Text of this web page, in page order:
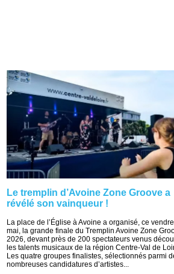
Le tremplin d’Avoine Zone Groove a
révélé son vainqueur !
La place de l’Église à Avoine a organisé, ce
mai, la grande finale du Tremplin Avoine Zone
2026, devant près de 200 spectateurs venus
les talents musicaux de la région Centre-Val de
Les quatre groupes finalistes, sélectionnés parmi
nombreuses candidatures d’artistes...